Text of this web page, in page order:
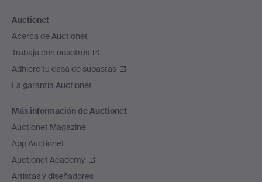
Auctionet
Acerca de Auctionet
Trabaja con nosotros
Adhiere tu casa de subastas
La garantía Auctionet
Más información de Auctionet
Auctionet Magazine
App Auctionet
Auctionet Academy
Artistas y diseñadores